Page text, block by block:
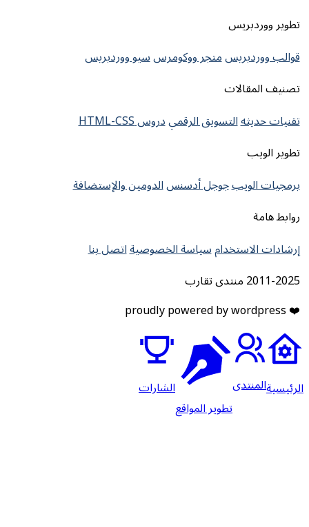
تطوير ووردبريس
قوالب ووردبريسمتجر ووكومرسسيو ووردبريس
تصنيف المقالات
تقنيات حديثهالتسويق الرقميدروس HTML-CSS
تطوير الويب
برمجيات الويبجوجل أدسنسالدومين والإستضافة
روابط هامة
إرشادات الاستخدامسياسة الخصوصيةاتصل بنا
2011-2025 منتدى تقارب
❤️ proudly powered by wordpress
الرئيسيةالمنتدى
تطوير المواقع
الشارات